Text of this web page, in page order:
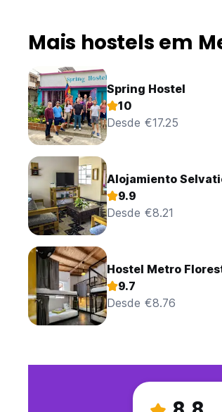
Mais hostels em
Spring Hostel
10
Desde €17.25
Alojamiento
9.9
Desde €8.21
Hostel Metro
9.7
Desde €8.76